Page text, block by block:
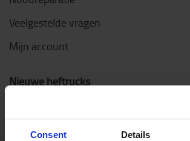
Consent Details
Veelgestelde vragen
Mijn account
Nieuwe heftrucks
Elektrische transpalletten